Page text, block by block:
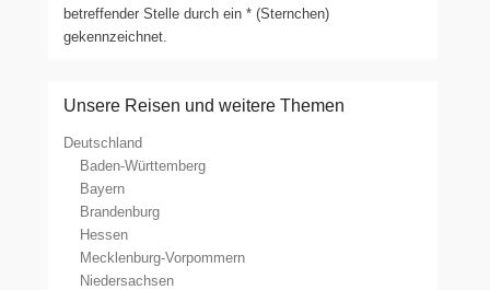
betreffender Stelle durch ein * (Sternchen)
gekennzeichnet.
Unsere Reisen und weitere Themen
Deutschland
Baden-Württemberg
Bayern
Brandenburg
Hessen
Mecklenburg-Vorpommern
Niedersachsen